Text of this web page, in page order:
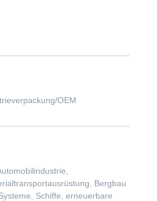
OEM
Bergbau
Schiffe, erneuerbare